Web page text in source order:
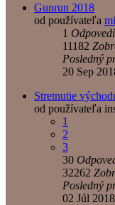
Gunrun 2018
od používateľa
1 Odpovedí
11182
Posledný
20 Sep
Stretnutie
od používateľa
1
2
3
30
32262
Posledný
02 Júl